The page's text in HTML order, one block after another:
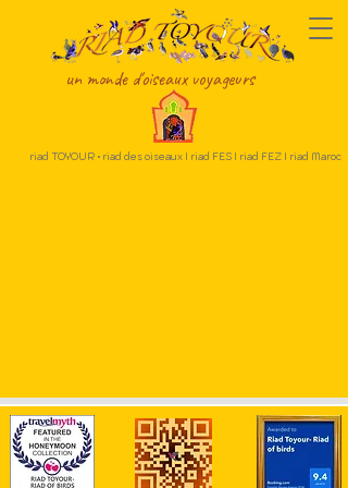
un monde d'oiseaux voyageurs
riad TOYOUR • riad des oiseaux I riad FES I riad FEZ I riad Maroc